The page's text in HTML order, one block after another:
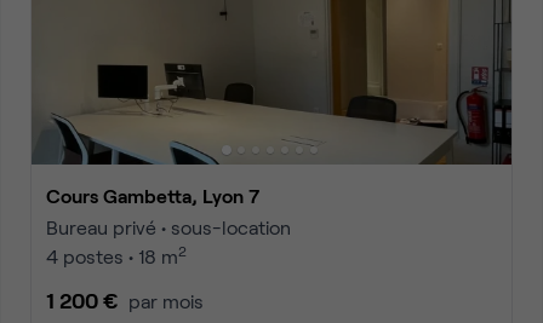
Cours Gambetta, Lyon 7
Bureau privé • sous-location
4 postes • 18 m2
1 200 € par mois